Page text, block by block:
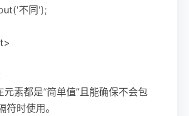
不同');
素都是“简单值”且能确保不会包
符时使用。